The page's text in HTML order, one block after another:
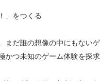
」をつくる
まだ誰の想像の中にもない
つ未知のゲーム体験を探求